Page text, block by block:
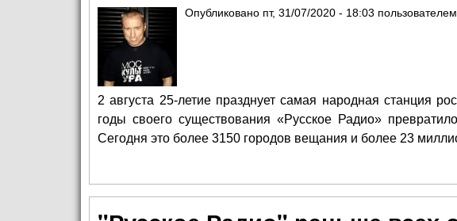
Опубликовано пт, 31/07/2020 - 18:03 пользователем
2 августа 25-летие празднует самая народная станция
годы своего существования «Русское Радио»
Сегодня это более 3150 городов вещания и более 23